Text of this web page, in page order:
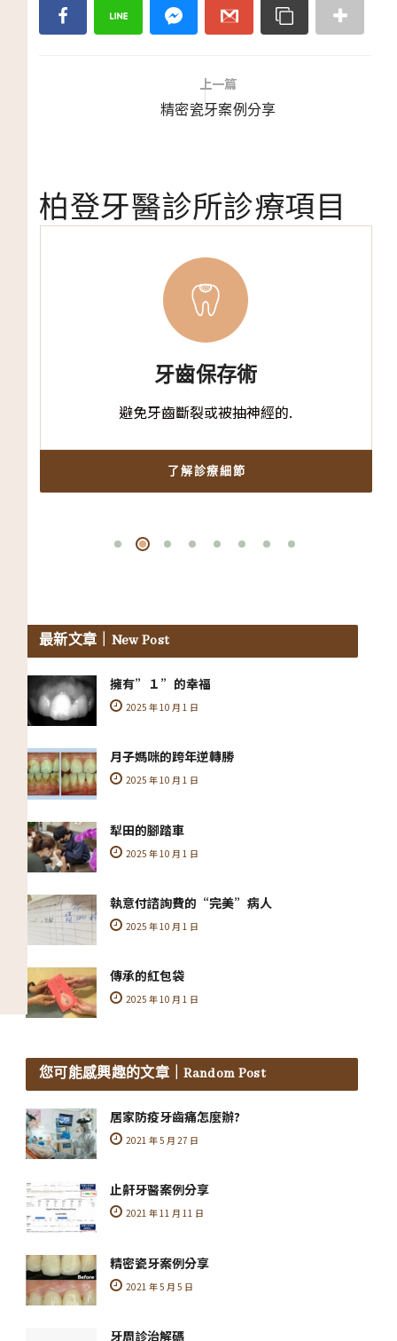
上一篇
精密瓷牙案例分享
柏登牙醫診所診療項目
牙齒保存術
避免牙齒斷裂或被抽神經的.
了解診療細節
最新文章 ｜New Post
擁有”１”的幸福
2025 年 10 月 1 日
月子媽咪的跨年逆轉勝
2025 年 10 月 1 日
犁田的腳踏車
2025 年 10 月 1 日
執意付諮詢費的“完美”病人
2025 年 10 月 1 日
傳承的紅包袋
2025 年 10 月 1 日
您可能感興趣的文章 ｜Random Post
居家防疫牙齒痛怎麼辦?
2021 年 5 月 27 日
止鼾牙醫案例分享
2021 年 11 月 11 日
精密瓷牙案例分享
2021 年 5 月 5 日
牙周診治解碼